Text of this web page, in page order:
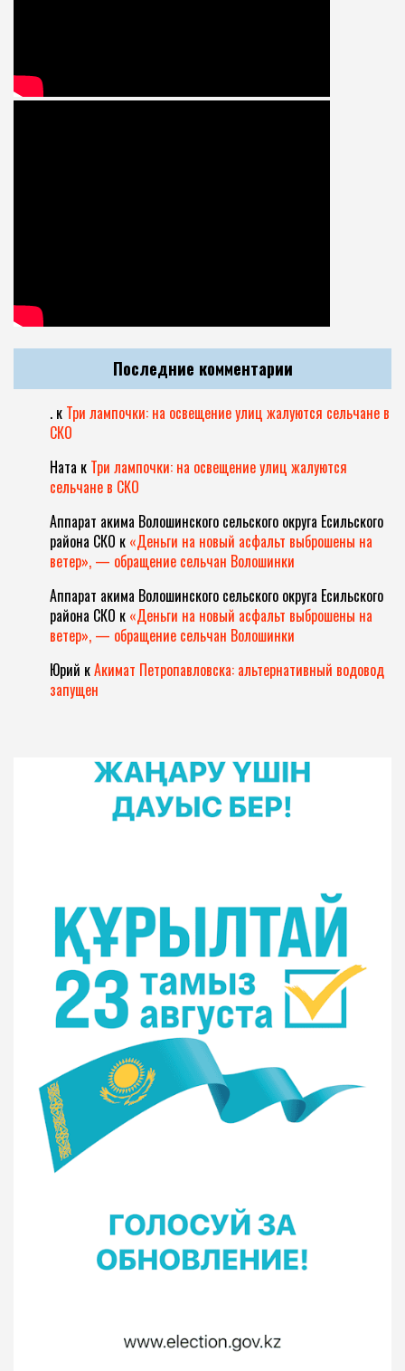
Последние комментарии
. к Три лампочки: на освещение улиц жалуются сельчане в
СКО
Ната к Три лампочки: на освещение улиц жалуются
сельчане в СКО
Аппарат акима Волошинского сельского округа Есильского
района СКО к «Деньги на новый асфальт выброшены на
ветер», — обращение сельчан Волошинки
Аппарат акима Волошинского сельского округа Есильского
района СКО к «Деньги на новый асфальт выброшены на
ветер», — обращение сельчан Волошинки
Юрий кАкимат Петропавловска: альтернативный водовод
запущен